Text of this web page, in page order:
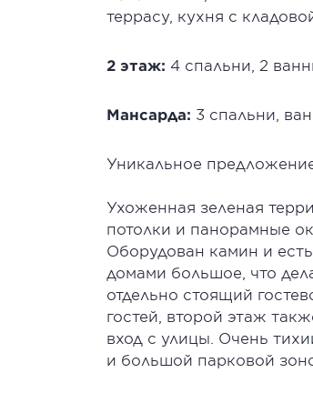
террасу, кухня с
2 этаж: 4 спальни, 2
Мансарда: 3 спальни,
Уникальное
Ухоженная зеленая
потолки и панорамные
Оборудован камин и
домами большое, что
отдельно стоящий
гостей, второй этаж
вход с улицы. Очень
и большой парковой